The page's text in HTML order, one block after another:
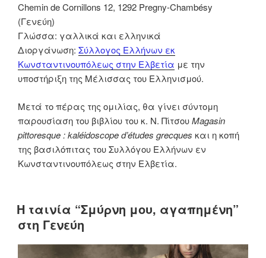
Chemin de Cornillons 12, 1292 Pregny-Chambésy
(Γενεύη)
Γλώσσα: γαλλικά και ελληνικά
Διοργάνωση: Σύλλογος Ελλήνων εκ
Κωνσταντινουπόλεως στην Ελβετία με την
υποστήριξη της Μέλισσας του Ελληνισμού.
Μετά το πέρας της ομιλίας, θα γίνει σύντομη
παρουσίαση του βιβλίου του κ. Ν. ΠίτσουMagasin
pittoresque : kaléidoscope d’études grecques και η κοπή
της βασιλόπιτας του Συλλόγου Ελλήνων εν
Κωνσταντινουπόλεως στην Ελβετία.
Η ταινία “Σμύρνη μου, αγαπημένη”
στη Γενεύη